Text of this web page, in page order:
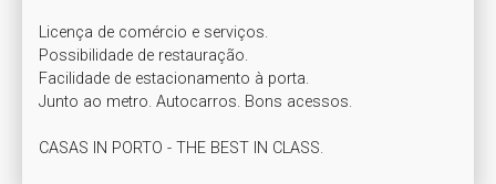
Licença de comércio e serviços.
Possibilidade de restauração.
Facilidade de estacionamento à porta.
Junto ao metro. Autocarros. Bons acessos.